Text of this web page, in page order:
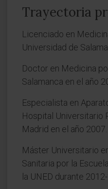
Trayectoria
Licenciado en
Universidad de
Doctor en Medicina
Salamanca en el año
Especialista en
Hospital Universitario
Madrid en el año 2007.
Máster Universitario
Sanitaria por la
la UNED durante